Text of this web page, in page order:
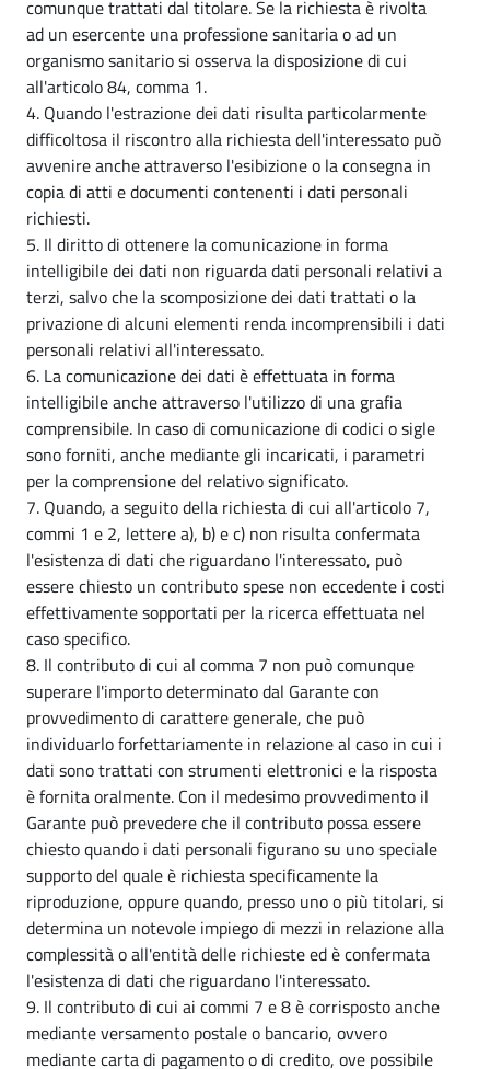
comunque trattati dal titolare. Se la richiesta è rivolta
ad un esercente una professione sanitaria o ad un
organismo sanitario si osserva la disposizione di cui
all'articolo 84, comma 1.
4. Quando l'estrazione dei dati risulta particolarmente
difficoltosa il riscontro alla richiesta dell'interessato può
avvenire anche attraverso l'esibizione o la consegna in
copia di atti e documenti contenenti i dati personali
richiesti.
5. Il diritto di ottenere la comunicazione in forma
intelligibile dei dati non riguarda dati personali relativi a
terzi, salvo che la scomposizione dei dati trattati o la
privazione di alcuni elementi renda incomprensibili i dati
personali relativi all'interessato.
6. La comunicazione dei dati è effettuata in forma
intelligibile anche attraverso l'utilizzo di una grafia
comprensibile. In caso di comunicazione di codici o sigle
sono forniti, anche mediante gli incaricati, i parametri
per la comprensione del relativo significato.
7. Quando, a seguito della richiesta di cui all'articolo 7,
commi 1 e 2, lettere a), b) e c) non risulta confermata
l'esistenza di dati che riguardano l'interessato, può
essere chiesto un contributo spese non eccedente i costi
effettivamente sopportati per la ricerca effettuata nel
caso specifico.
8. Il contributo di cui al comma 7 non può comunque
superare l'importo determinato dal Garante con
provvedimento di carattere generale, che può
individuarlo forfettariamente in relazione al caso in cui i
dati sono trattati con strumenti elettronici e la risposta
è fornita oralmente. Con il medesimo provvedimento il
Garante può prevedere che il contributo possa essere
chiesto quando i dati personali figurano su uno speciale
supporto del quale è richiesta specificamente la
riproduzione, oppure quando, presso uno o più titolari, si
determina un notevole impiego di mezzi in relazione alla
complessità o all'entità delle richieste ed è confermata
l'esistenza di dati che riguardano l'interessato.
9. Il contributo di cui ai commi 7 e 8 è corrisposto anche
mediante versamento postale o bancario, ovvero
mediante carta di pagamento o di credito, ove possibile